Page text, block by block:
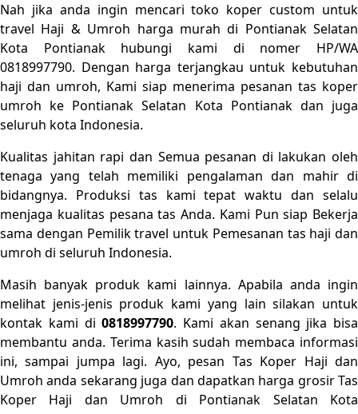
Nah jika anda ingin mencari toko koper custom untuk
travel Haji & Umroh harga murah di Pontianak Selatan
Kota Pontianak hubungi kami di nomer HP/WA
0818997790. Dengan harga terjangkau untuk kebutuhan
haji dan umroh, Kami siap menerima pesanan tas koper
umroh ke Pontianak Selatan Kota Pontianak dan juga
seluruh kota Indonesia.
Kualitas jahitan rapi dan Semua pesanan di lakukan oleh
tenaga yang telah memiliki pengalaman dan mahir di
bidangnya. Produksi tas kami tepat waktu dan selalu
menjaga kualitas pesana tas Anda. Kami Pun siap Bekerja
sama dengan Pemilik travel untuk Pemesanan tas haji dan
umroh di seluruh Indonesia.
Masih banyak produk kami lainnya. Apabila anda ingin
melihat jenis-jenis produk kami yang lain silakan untuk
kontak kami di0818997790. Kami akan senang jika bisa
membantu anda. Terima kasih sudah membaca informasi
ini, sampai jumpa lagi. Ayo, pesan Tas Koper Haji dan
Umroh anda sekarang juga dan dapatkan harga grosir Tas
Koper Haji dan Umroh di Pontianak Selatan Kota